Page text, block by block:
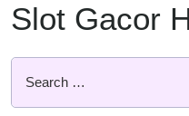
Slot Gacor